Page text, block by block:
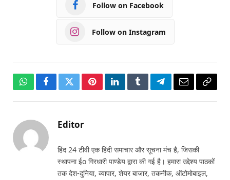
Follow on Facebook
Follow on Instagram
WhatsAppFacebookTwitterPinterestLinkedInTumblrTelegramEmailCopy
Editor
हिंद 24 टीवी एक हिंदी समाचार और सूचना मंच है, जिसकी
स्थापना ईo गिरधारी पाण्डेय द्वारा की गई है। हमारा उद्देश्य पाठकों
तक देश-दुनिया, व्यापार, शेयर बाजार, तकनीक, ऑटोमोबाइल,